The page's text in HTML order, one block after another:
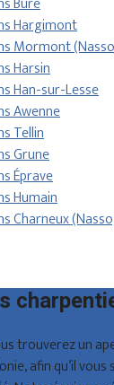
Hargimont
Mormont
Harsin
Han-sur-Lesse
Awenne
Tellin
Grune
Éprave
Humain
Charneux
trouverez un
afin qu’il